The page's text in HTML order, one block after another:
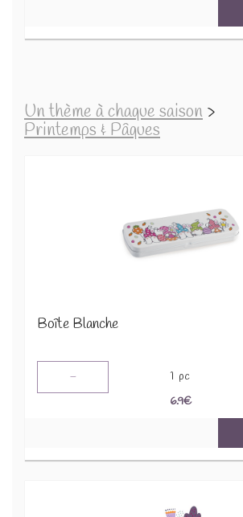
Un thème à chaque saison >
Printemps & Pâques
Boîte Blanche
- 1 pc
6.9€